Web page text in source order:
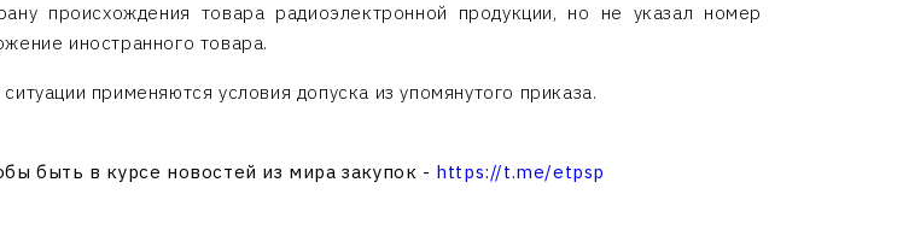
происхождения товара радиоэлектронной продукции, но не указал номер
иностранного товара.
применяются условия допуска из упомянутого приказа.
быть в курсе новостей из мира закупок - https://t.me/etpsp